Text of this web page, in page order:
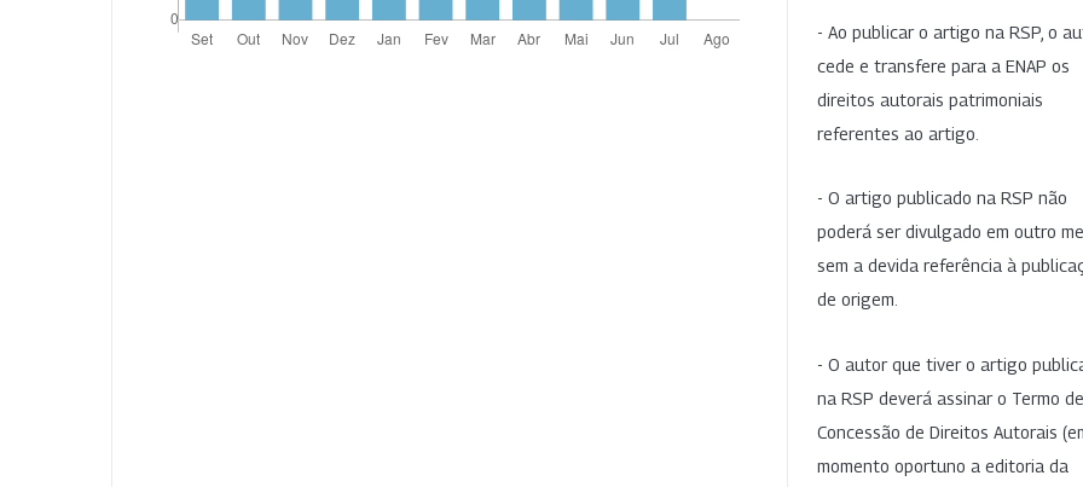
- Ao publicar o artigo na RSP, o
cede e transfere para a ENAP os
direitos autorais patrimoniais
referentes ao artigo.
- O artigo publicado na RSP não
poderá ser divulgado em outro
sem a devida referência à
de origem.
- O autor que tiver o artigo
na RSP deverá assinar o Termo de
Concessão de Direitos Autorais
momento oportuno a editoria da